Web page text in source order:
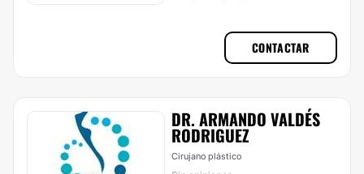
CONTACTAR
DR. ARMANDO VALDÉS
RODRIGUEZ
Cirujano plástico